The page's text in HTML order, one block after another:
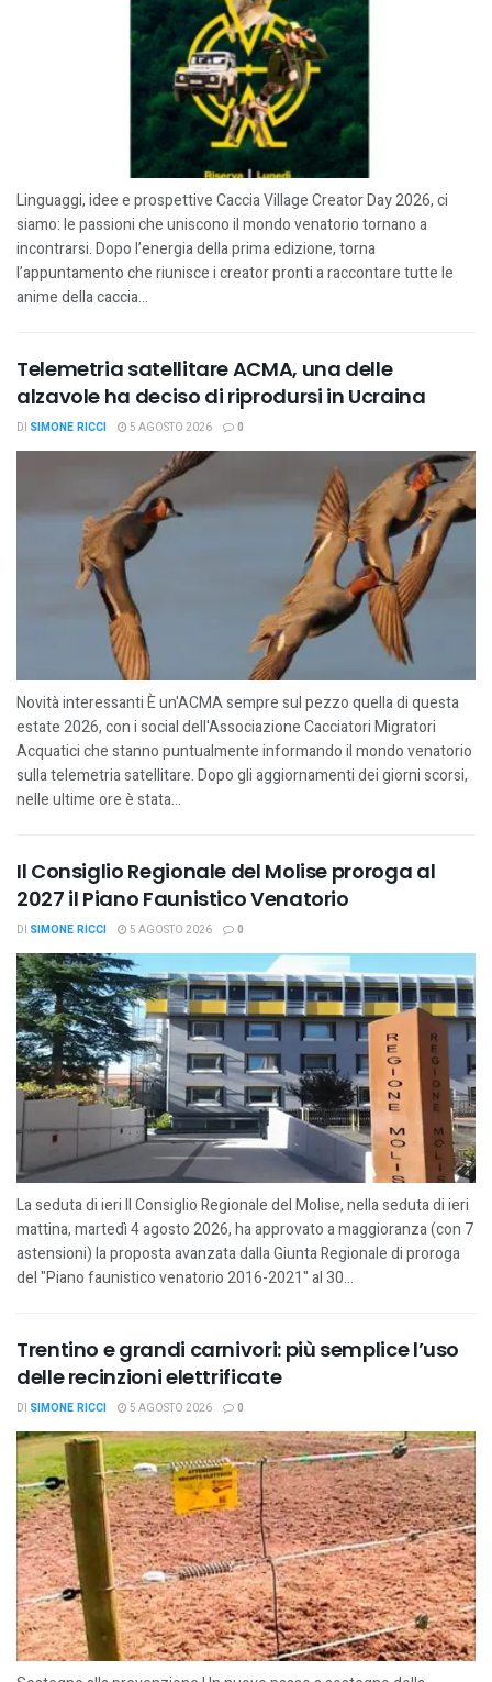
Linguaggi, idee e prospettive Caccia Village Creator Day 2026, ci
siamo: le passioni che uniscono il mondo venatorio tornano a
incontrarsi. Dopo l’energia della prima edizione, torna
l’appuntamento che riunisce i creator pronti a raccontare tutte le
anime della caccia...
Telemetria satellitare ACMA, una delle
alzavole ha deciso di riprodursi in Ucraina
DI SIMONE RICCI 5 AGOSTO 2026 0
Novità interessanti È un'ACMA sempre sul pezzo quella di questa
estate 2026, con i social dell'Associazione Cacciatori Migratori
Acquatici che stanno puntualmente informando il mondo venatorio
sulla telemetria satellitare. Dopo gli aggiornamenti dei giorni scorsi,
nelle ultime ore è stata...
Il Consiglio Regionale del Molise proroga al
2027 il Piano Faunistico Venatorio
DI SIMONE RICCI 5 AGOSTO 2026 0
La seduta di ieri Il Consiglio Regionale del Molise, nella seduta di ieri
mattina, martedì 4 agosto 2026, ha approvato a maggioranza (con 7
astensioni) la proposta avanzata dalla Giunta Regionale di proroga
del "Piano faunistico venatorio 2016-2021" al 30...
Trentino e grandi carnivori: più semplice l’uso
delle recinzioni elettrificate
DI SIMONE RICCI 5 AGOSTO 2026 0